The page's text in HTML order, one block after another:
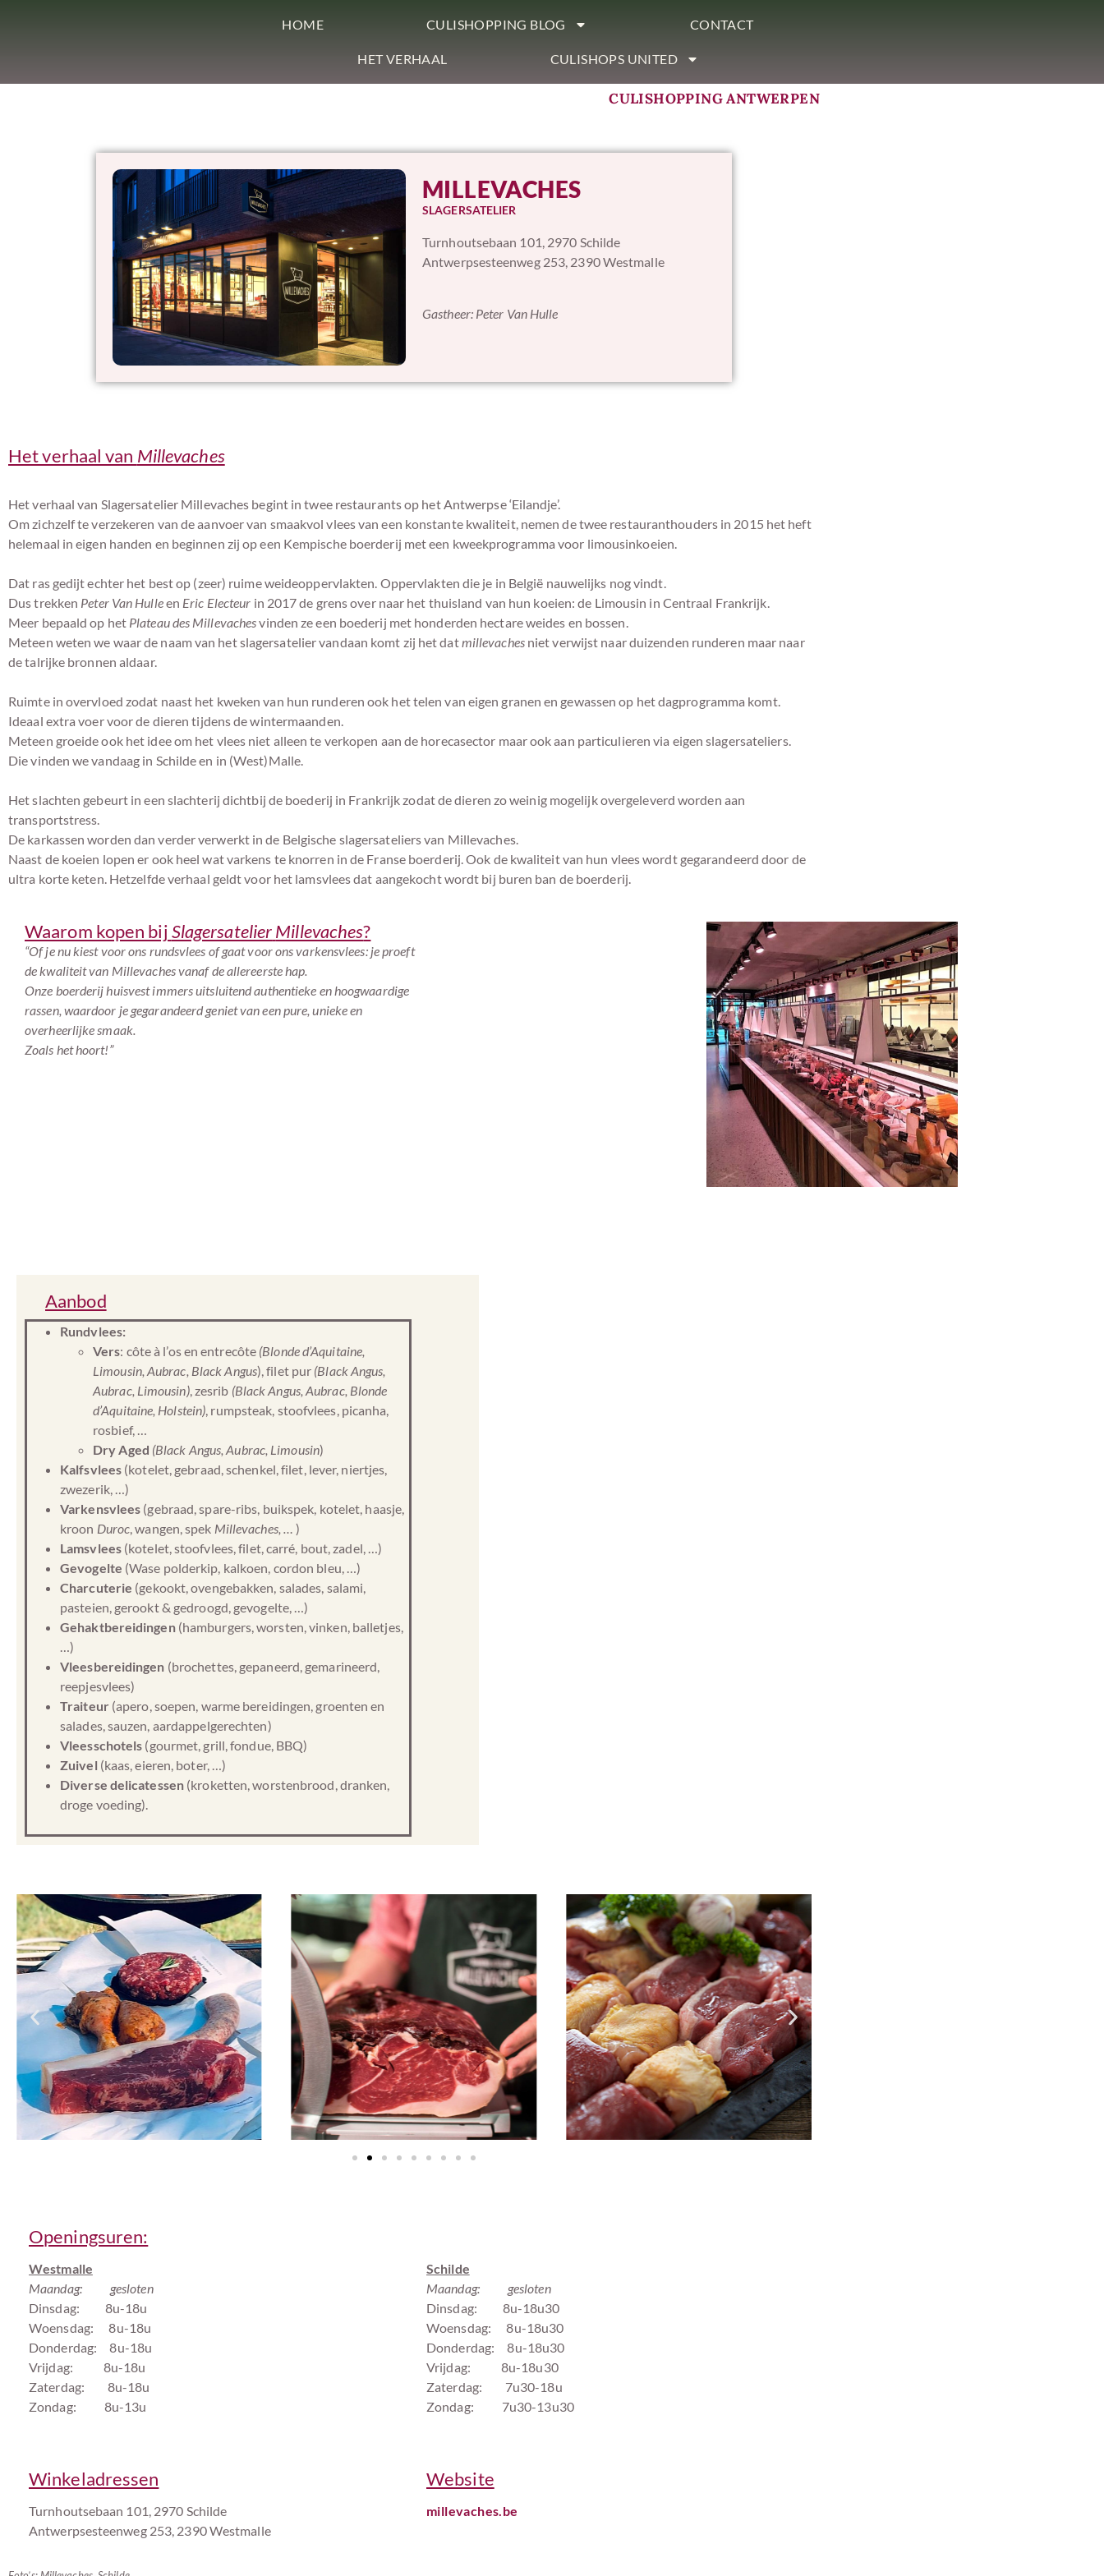
HOME CULISHOPPING BLOG CONTACT
HET VERHAAL CULISHOPS UNITED
CULISHOPPING ANTWERPEN
MILLEVACHES
SLAGERSATELIER
Turnhoutsebaan 101, 2970 Schilde
Antwerpsesteenweg 253, 2390 Westmalle
Gastheer: Peter Van Hulle
Het verhaal van Millevaches
Het verhaal van Slagersatelier Millevaches begint in twee restaurants op het Antwerpse ‘Eilandje’.
Om zichzelf te verzekeren van de aanvoer van smaakvol vlees van een konstante kwaliteit, nemen de twee restauranthouders in 2015 het heft
helemaal in eigen handen en beginnen zij op een Kempische boerderij met een kweekprogramma voor limousinkoeien.
Dat ras gedijt echter het best op (zeer) ruime weideoppervlakten. Oppervlakten die je in België nauwelijks nog vindt.
Dus trekken Peter Van Hulleen Eric Electeur in 2017 de grens over naar het thuisland van hun koeien: de Limousin in Centraal Frankrijk.
Meer bepaald op het Plateau des Millevachesvinden ze een boederij met honderden hectare weides en bossen.
Meteen weten we waar de naam van het slagersatelier vandaan komt zij het datmillevachesniet verwijst naar duizenden runderen maar naar
de talrijke bronnen aldaar.
Ruimte in overvloed zodat naast het kweken van hun runderen ook het telen van eigen granen en gewassen op het dagprogramma komt.
Ideaal extra voer voor de dieren tijdens de wintermaanden.
Meteen groeide ook het idee om het vlees niet alleen te verkopen aan de horecasector maar ook aan particulieren via eigen slagersateliers.
Die vinden we vandaag in Schilde en in (West)Malle.
Het slachten gebeurt in een slachterij dichtbij de boederij in Frankrijk zodat de dieren zo weinig mogelijk overgeleverd worden aan
transportstress.
De karkassen worden dan verder verwerkt in de Belgische slagersateliers van Millevaches.
Naast de koeien lopen er ook heel wat varkens te knorren in de Franse boerderij. Ook de kwaliteit van hun vlees wordt gegarandeerd door de
ultra korte keten. Hetzelfde verhaal geldt voor het lamsvlees dat aangekocht wordt bij buren ban de boerderij.
Waarom kopen bijSlagersatelierMillevaches?
“Of je nu kiest voor ons rundsvlees of gaat voor ons varkensvlees: je proeft
de kwaliteit van Millevaches vanaf de allereerste hap.
Onze boerderij huisvest immers uitsluitend authentieke en hoogwaardige
rassen, waardoor je gegarandeerd geniet van een pure, unieke en
overheerlijke smaak.
Zoals het hoort!”
Aanbod
Rundvlees:
Vers: côte à l’os en entrecôte (Blonde d’Aquitaine,
Limousin, Aubrac, Black Angus), filet pur (Black Angus,
Aubrac, Limousin), zesrib (Black Angus, Aubrac, Blonde
d’Aquitaine, Holstein), rumpsteak, stoofvlees, picanha,
rosbief, …
Dry Aged (Black Angus, Aubrac, Limousin)
Kalfsvlees (kotelet, gebraad, schenkel, filet, lever, niertjes,
zwezerik, …)
Varkensvlees (gebraad, spare-ribs, buikspek, kotelet, haasje,
kroon Duroc, wangen, spek Millevaches, …)
Lamsvlees (kotelet, stoofvlees, filet, carré, bout, zadel, …)
Gevogelte (Wase polderkip, kalkoen, cordon bleu, …)
Charcuterie (gekookt, ovengebakken, salades, salami,
pasteien, gerookt & gedroogd, gevogelte, …)
Gehaktbereidingen (hamburgers, worsten, vinken, balletjes,
…)
Vleesbereidingen (brochettes, gepaneerd, gemarineerd,
reepjesvlees)
Traiteur (apero, soepen, warme bereidingen, groenten en
salades, sauzen, aardappelgerechten)
Vleesschotels (gourmet, grill, fondue, BBQ)
Zuivel (kaas, eieren, boter, …)
Diverse delicatessen (kroketten, worstenbrood, dranken,
droge voeding).
Openingsuren:
Westmalle
Maandag: gesloten
Dinsdag: 8u-18u
Woensdag: 8u-18u
Donderdag: 8u-18u
Vrijdag: 8u-18u
Zaterdag: 8u-18u
Zondag: 8u-13u
Schilde
Maandag: gesloten
Dinsdag: 8u-18u30
Woensdag: 8u-18u30
Donderdag: 8u-18u30
Vrijdag: 8u-18u30
Zaterdag: 7u30-18u
Zondag: 7u30-13u30
Winkeladressen
Turnhoutsebaan 101, 2970 Schilde
Antwerpsesteenweg 253, 2390 Westmalle
Website
millevaches.be